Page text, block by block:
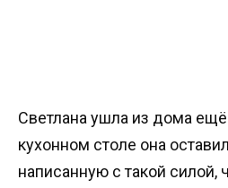
Светлана ушла из дома
кухонном столе она
написанную с такой силой,